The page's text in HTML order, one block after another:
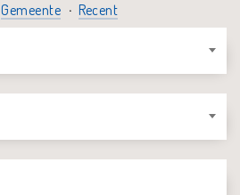
Gemeente Recent